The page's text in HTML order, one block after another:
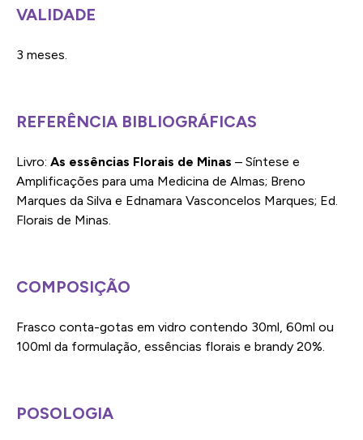
VALIDADE
3 meses.
REFERÊNCIA BIBLIOGRÁFICAS
Livro: As essências Florais de Minas – Síntese e
Amplificações para uma Medicina de Almas; Breno
Marques da Silva e Ednamara Vasconcelos Marques; Ed.
Florais de Minas.
COMPOSIÇÃO
Frasco conta-gotas em vidro contendo 30ml, 60ml ou
100ml da formulação, essências florais e brandy 20%.
POSOLOGIA